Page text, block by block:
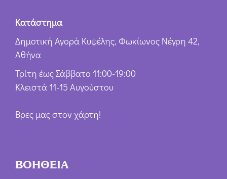
Κατάστημα
Δημοτική Αγορά Κυψέλης, Φωκίωνος Νέγρη 42,
Αθήνα
Τρίτη έως Σάββατο 11:00-19:00
Κλειστά 11-15 Αυγούστου
Βρες μας στον χάρτη!
ΒΟΗΘΕΙΑ